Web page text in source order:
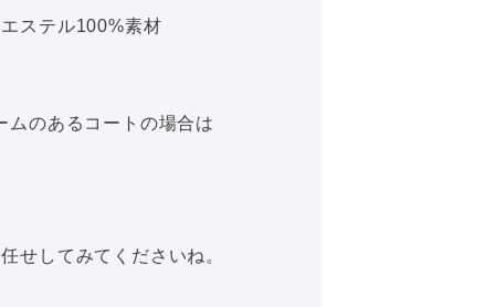
ステル100%素材
ムのあるコートの場合は
せしてみてくださいね。